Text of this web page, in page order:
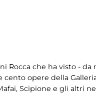
Rocca che ha visto - da
cento opere della
Scipione e gli altri